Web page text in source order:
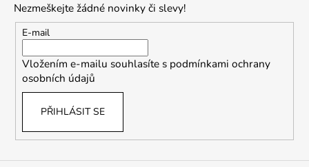
Nezmeškejte žádné novinky či slevy!
E-mail
Vložením e-mailu souhlasíte s podmínkami ochrany
osobních údajů
PŘIHLÁSIT SE